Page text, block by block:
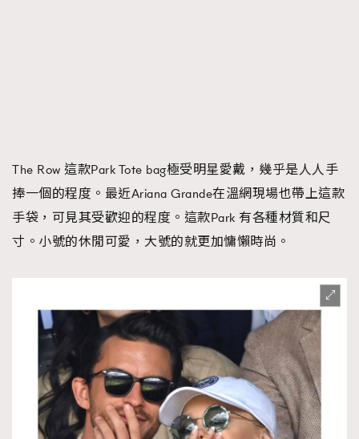
The Row 這款Park Tote bag極受明星愛戴，幾乎是人人手
捧一個的程度。最近Ariana Grande在溫網現場也帶上這款
手袋，可見其受歡迎的程度。這款Park 有各種材質和尺
寸。小號的休閒可愛，大號的就更加慵懶時尚。